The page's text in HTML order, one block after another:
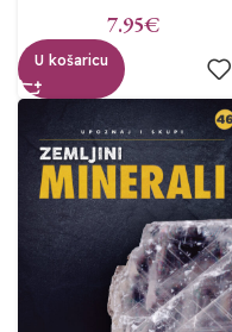
7.95€
U košaricu